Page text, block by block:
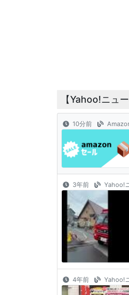
【Yahoo!ニュ
10分前
3年前 Yahoo!
4年前 Yahoo!